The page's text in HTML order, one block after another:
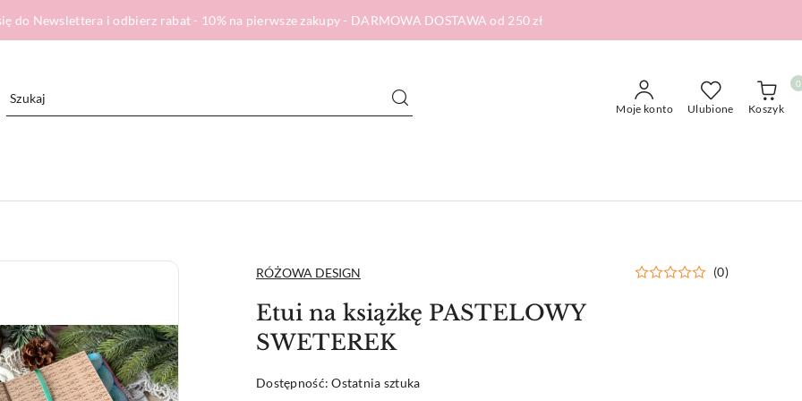
do Newslettera i odbierz rabat - 10% na pierwsze zakupy - DARMOWA DOSTAWA od 250 zł
Moje konto Ulubione Koszyk
0
NAZWA
PRODUCENTA:
RÓŻOWA DESIGN (0)
Etui na książkę PASTELOWY
SWETEREK
Dostępność:Ostatnia sztuka